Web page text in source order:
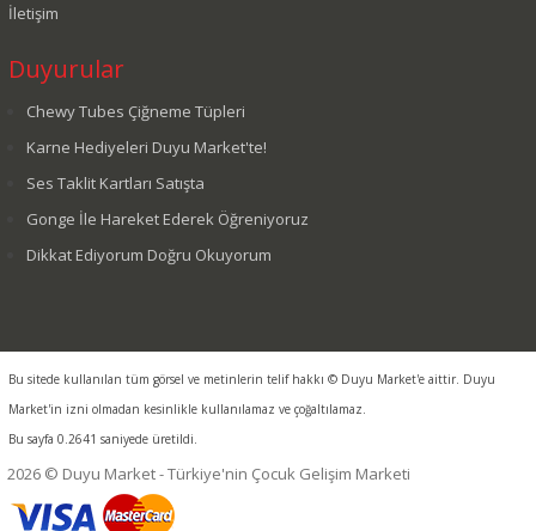
İletişim
Duyurular
Chewy Tubes Çiğneme Tüpleri
Karne Hediyeleri Duyu Market'te!
Ses Taklit Kartları Satışta
Gonge İle Hareket Ederek Öğreniyoruz
Dikkat Ediyorum Doğru Okuyorum
Bu sitede kullanılan tüm görsel ve metinlerin telif hakkı © Duyu Market'e aittir. Duyu
Market'in izni olmadan kesinlikle kullanılamaz ve çoğaltılamaz.
Bu sayfa 0.2641 saniyede üretildi.
2026 © Duyu Market - Türkiye'nin Çocuk Gelişim Marketi